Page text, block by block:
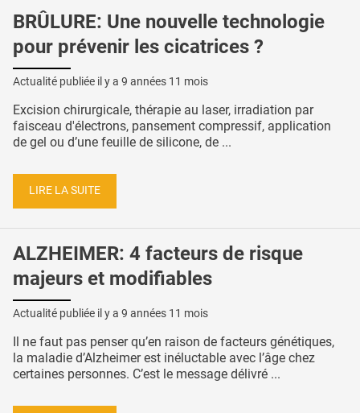
BRÛLURE: Une nouvelle technologie
pour prévenir les cicatrices ?
Actualité publiée il y a 9 années 11 mois
Excision chirurgicale, thérapie au laser, irradiation par
faisceau d'électrons, pansement compressif, application
de gel ou d’une feuille de silicone, de ...
LIRE LA SUITE
ALZHEIMER: 4 facteurs de risque
majeurs et modifiables
Actualité publiée il y a 9 années 11 mois
Il ne faut pas penser qu’en raison de facteurs génétiques,
la maladie d’Alzheimer est inéluctable avec l’âge chez
certaines personnes. C’est le message délivré ...